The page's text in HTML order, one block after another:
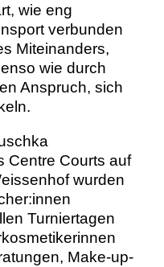
wie eng
verbunden
Miteinanders,
wie durch
Anspruch, sich
Centre Courts auf
wurden
Turniertagen
Make-up-